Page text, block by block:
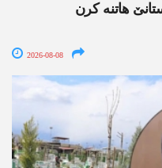
ھاتنە کرن
2026-08-08